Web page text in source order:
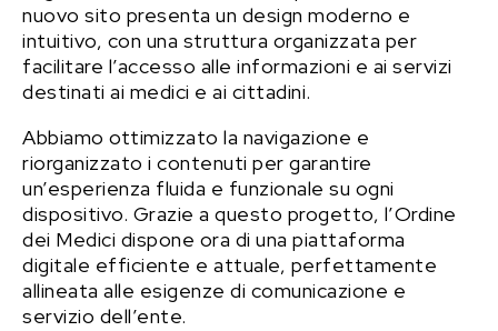
nuovo sito presenta un design moderno e
intuitivo, con una struttura organizzata per
facilitare l’accesso alle informazioni e ai servizi
destinati ai medici e ai cittadini.
Abbiamo ottimizzato la navigazione e
riorganizzato i contenuti per garantire
un’esperienza fluida e funzionale su ogni
dispositivo. Grazie a questo progetto, l’Ordine
dei Medici dispone ora di una piattaforma
digitale efficiente e attuale, perfettamente
allineata alle esigenze di comunicazione e
servizio dell’ente.